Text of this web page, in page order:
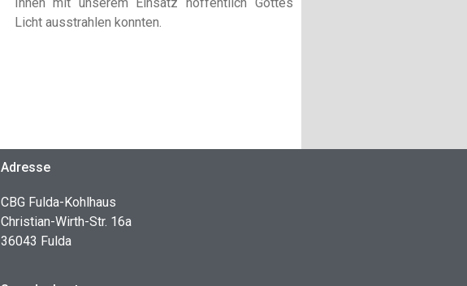
Ihnen mit unserem Einsatz hoffentlich Gottes
Licht ausstrahlen konnten.
Adresse
CBG Fulda-Kohlhaus
Christian-Wirth-Str. 16a
36043 Fulda